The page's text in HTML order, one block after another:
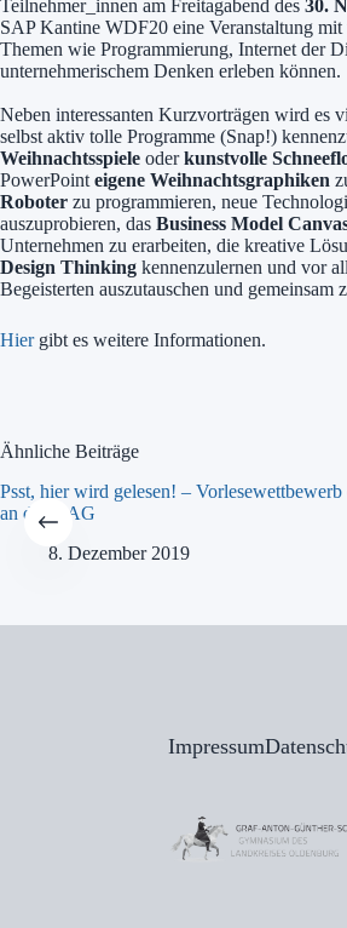
Teilnehmer_innen am Freitagabend des 30.
SAP Kantine WDF20 eine Veranstaltung
Themen wie Programmierung, Internet der
unternehmerischem Denken erleben können.
Neben interessanten Kurzvorträgen wird es
selbst aktiv tolle Programme (Snap!)
Weihnachtsspiele oderkunstvolle
PowerPoint eigene Weihnachtsgraphiken
Roboter zu programmieren, neue
auszuprobieren, das Business Model
Unternehmen zu erarbeiten, die kreative
Design Thinking kennenzulernen und vor
Begeisterten auszutauschen und gemeinsam
Hiergibt es weitere Informationen.
Ähnliche Beiträge
Psst, hier wird gelesen! – Vorlesewettbewerb
an der GAG
8. Dezember 2019
Impressum